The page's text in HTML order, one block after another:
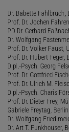
Dr. Babette Fahlbruch,
Prof. Dr. Jochen
PD Dr. Gerhard
Dr. Wolfgang
Prof. Dr. Volker Faust,
Prof. Dr. Hubert Feger,
Dipl.-Psych. Georg
Prof. Dr. Gottfried
Prof. Dr. Ulrich M.
Dipl.-Psych. Charis
Prof. Dr. Dieter Frey,
Gabriele Freytag, Berlin
Dr. Wolfgang
Dr. Art T. Funkhouser,